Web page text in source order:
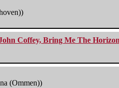
Coffey, Bring Me The
(Ommen))